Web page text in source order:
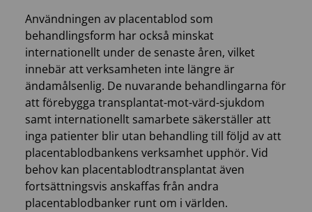
Användningen av placentablod som
behandlingsform har också minskat
internationellt under de senaste åren, vilket
innebär att verksamheten inte längre är
ändamålsenlig. De nuvarande behandlingarna för
att förebygga transplantat-mot-värd-sjukdom
samt internationellt samarbete säkerställer att
inga patienter blir utan behandling till följd av att
placentablodbankens verksamhet upphör. Vid
behov kan placentablodtransplantat även
fortsättningsvis anskaffas från andra
placentablodbanker runt om i världen.